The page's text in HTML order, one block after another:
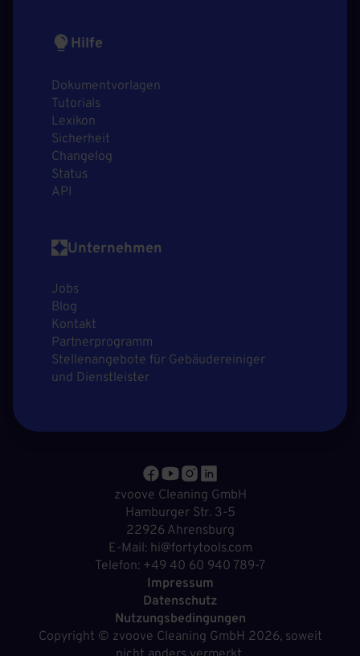
Hilfe
Dokumentvorlagen
Tutorials
Lexikon
Sicherheit
Changelog
Status
API
Unternehmen
Jobs
Blog
Kontakt
Partnerprogramm
Stellenangebote für Gebäudereiniger
und Dienstleister
zvoove Cleaning GmbH
Hamburger Str. 3-5
22926 Ahrensburg
E-Mail: hi@fortytools.com
Telefon: +49 40 60 940 789-7
Impressum
Datenschutz
Nutzungsbedingungen
Copyright © zvoove Cleaning GmbH 2026, soweit